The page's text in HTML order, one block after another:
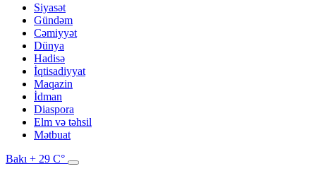
Siyasət
Gündəm
Cəmiyyət
Dünya
Hadisə
İqtisadiyyat
Maqazin
İdman
Diaspora
Elm və təhsil
Mətbuat
Bakı + 29 C°